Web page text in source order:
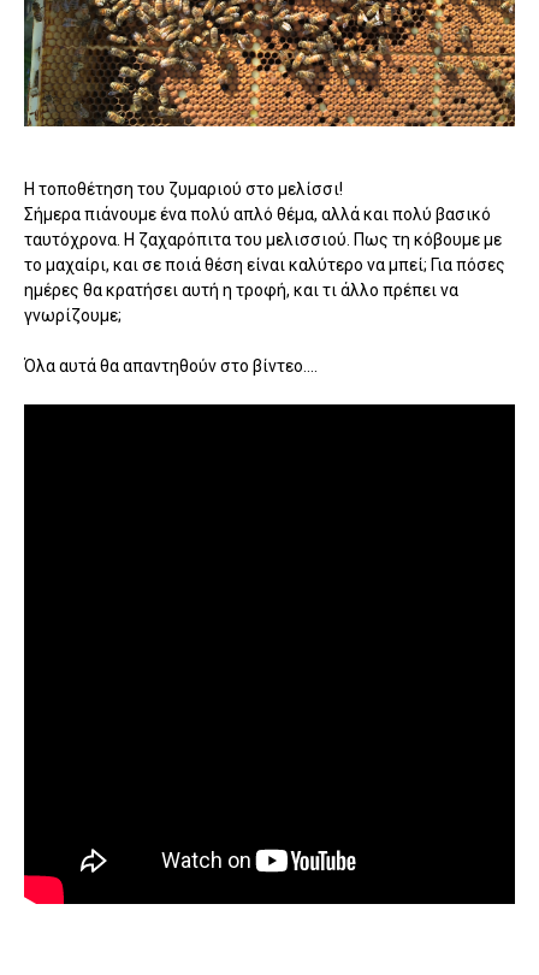
Η τοποθέτηση του ζυμαριού στο μελίσσι!
Σήμερα πιάνουμε ένα πολύ απλό θέμα, αλλά και πολύ βασικό
ταυτόχρονα. Η ζαχαρόπιτα του μελισσιού. Πως τη κόβουμε με
το μαχαίρι, και σε ποιά θέση είναι καλύτερο να μπεί; Για πόσες
ημέρες θα κρατήσει αυτή η τροφή, και τι άλλο πρέπει να
γνωρίζουμε;
Όλα αυτά θα απαντηθούν στο βίντεο....